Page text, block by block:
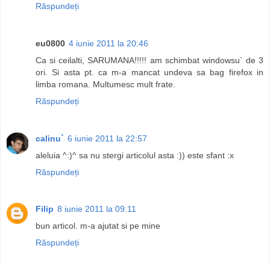
Răspundeți
eu0800 4 iunie 2011 la 20:46
Ca si ceilalti, SARUMANA!!!!! am schimbat windowsu` de 3
ori. Si asta pt. ca m-a mancat undeva sa bag firefox in
limba romana. Multumesc mult frate.
Răspundeți
calinu` 6 iunie 2011 la 22:57
aleluia ^:)^ sa nu stergi articolul asta :)) este sfant :x
Răspundeți
Filip 8 iunie 2011 la 09:11
bun articol. m-a ajutat si pe mine
Răspundeți